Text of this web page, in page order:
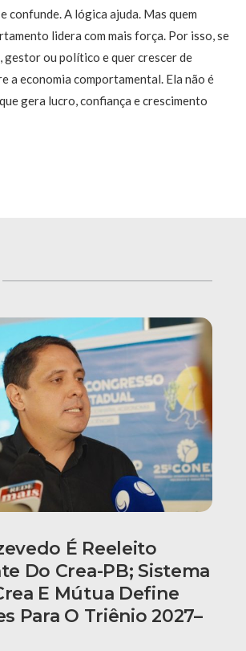
confunde. A lógica ajuda. Mas quem
lidera com mais força. Por isso, se
gestor ou político e quer crescer de
a economia comportamental. Ela não é
gera lucro, confiança e crescimento
É Reeleito
Do Crea-PB; Sistema
E Mútua Define
Para O Triênio 2027–